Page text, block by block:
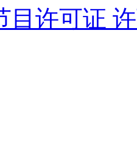
目许可证